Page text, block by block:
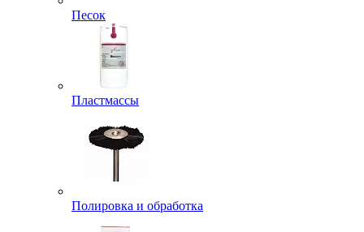
Песок
Пластмассы
Полировка и обработка